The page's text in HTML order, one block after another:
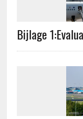
Bijlage